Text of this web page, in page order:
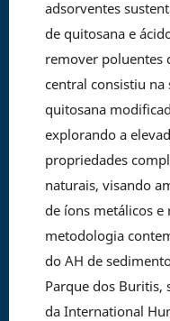
adsorventes
de quitosana e
remover poluentes
central consistiu na
quitosana
explorando a
propriedades
naturais, visando
de íons metálicos e
metodologia
do AH de
Parque dos
da International